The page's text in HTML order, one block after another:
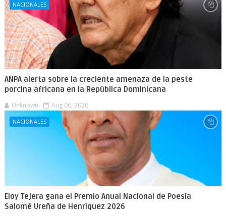
NACIONALES
ANPA alerta sobre la creciente amenaza de la peste
porcina africana en la República Dominicana
Unknown Aug 06, 2026
NACIONALES
Eloy Tejera gana el Premio Anual Nacional de Poesía
Salomé Ureña de Henríquez 2026